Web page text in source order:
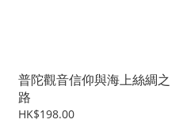
普陀觀音信仰與海上絲綢之
路
HK$198.00